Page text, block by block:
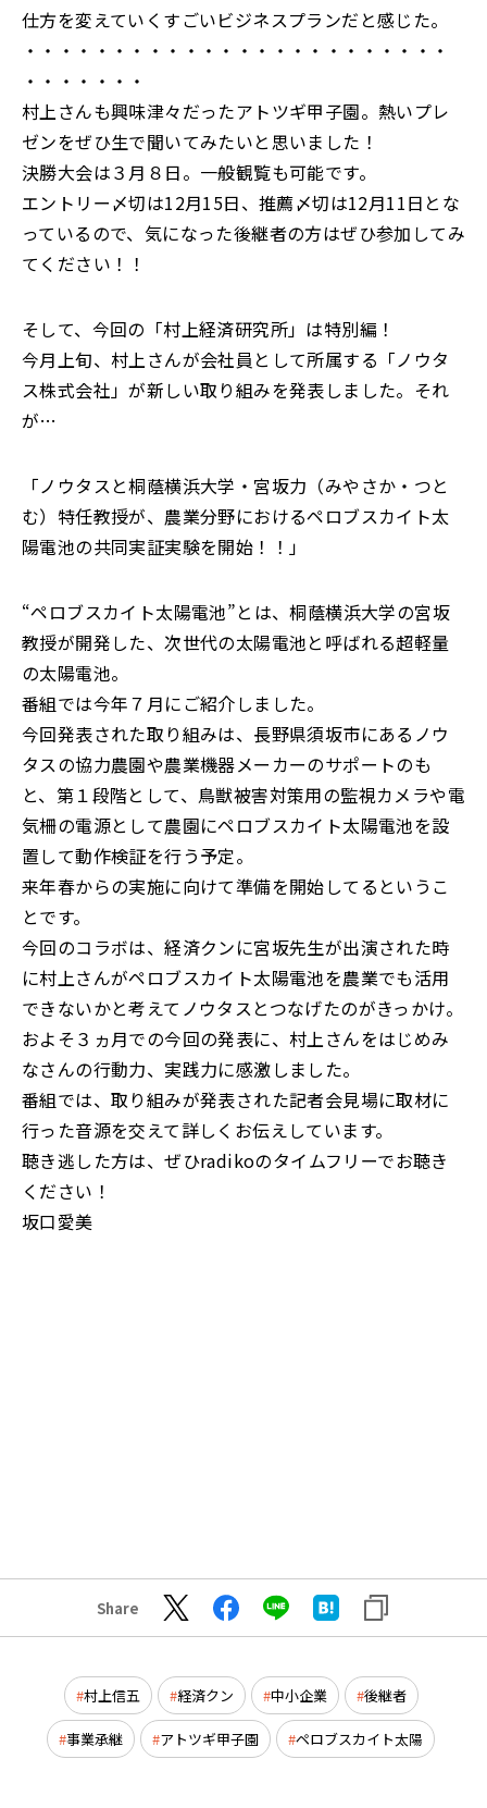
仕方を変えていくすごいビジネスプランだと感じた。
・・・・・・・・・・・・・・・・・・・・・・・・
・・・・・・・
村上さんも興味津々だったアトツギ甲子園。熱いプレ
ゼンをぜひ生で聞いてみたいと思いました！
決勝大会は３月８日。一般観覧も可能です。
エントリー〆切は12月15日、推薦〆切は12月11日とな
っているので、気になった後継者の方はぜひ参加してみ
てください！！
そして、今回の「村上経済研究所」は特別編！
今月上旬、村上さんが会社員として所属する「ノウタ
ス株式会社」が新しい取り組みを発表しました。それ
が…
「ノウタスと桐蔭横浜大学・宮坂力（みやさか・つと
む）特任教授が、農業分野におけるペロブスカイト太
陽電池の共同実証実験を開始！！」
“ペロブスカイト太陽電池”とは、桐蔭横浜大学の宮坂
教授が開発した、次世代の太陽電池と呼ばれる超軽量
の太陽電池。
番組では今年７月にご紹介しました。
今回発表された取り組みは、長野県須坂市にあるノウ
タスの協力農園や農業機器メーカーのサポートのも
と、第１段階として、鳥獣被害対策用の監視カメラや電
気柵の電源として農園にペロブスカイト太陽電池を設
置して動作検証を行う予定。
来年春からの実施に向けて準備を開始してるというこ
とです。
今回のコラボは、経済クンに宮坂先生が出演された時
に村上さんがペロブスカイト太陽電池を農業でも活用
できないかと考えてノウタスとつなげたのがきっかけ。
およそ３ヵ月での今回の発表に、村上さんをはじめみ
なさんの行動力、実践力に感激しました。
番組では、取り組みが発表された記者会見場に取材に
行った音源を交えて詳しくお伝えしています。
聴き逃した方は、ぜひradikoのタイムフリーでお聴き
ください！
坂口愛美
Share
村上信五 経済クン 中小企業 後継者
事業承継 アトツギ甲子園 ペロブスカイト太陽